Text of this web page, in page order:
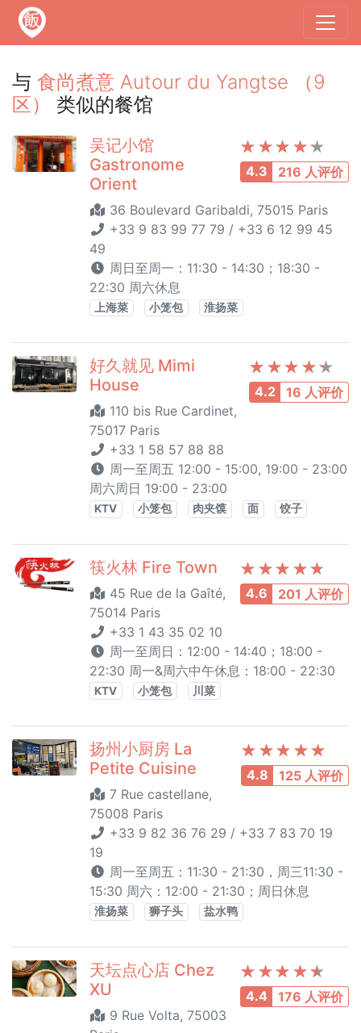
与 食尚煮意 Autour du Yangtse （9
区）
类似的餐馆
4.3 216 人评价
吴记小馆
Gastronome
Orient
36 Boulevard Garibaldi, 75015 Paris
+33 9 83 99 77 79 / +33 6 12 99 45
49
周日至周一：11:30 - 14:30；18:30 -
22:30 周六休息
上海菜 小笼包 淮扬菜
4.2 16 人评价
好久就见 Mimi
House
110 bis Rue Cardinet,
75017 Paris
+33 1 58 57 88 88
周一至周五 12:00 - 15:00, 19:00 - 23:00
周六周日 19:00 - 23:00
KTV 小笼包 肉夹馍 面 饺子
4.6 201 人评价
筷火林 Fire Town
45 Rue de la Gaîté,
75014 Paris
+33 1 43 35 02 10
周一至周日：12:00 - 14:40；18:00 -
22:30 周一&周六中午休息：18:00 - 22:30
KTV 小笼包 川菜
4.8 125 人评价
扬州小厨房 La
Petite Cuisine
7 Rue castellane,
75008 Paris
+33 9 82 36 76 29 / +33 7 83 70 19
19
周一至周五：11:30 - 21:30，周三11:30 -
15:30 周六：12:00 - 21:30；周日休息
淮扬菜 狮子头 盐水鸭
4.4 176 人评价
天坛点心店 Chez
XU
9 Rue Volta, 75003